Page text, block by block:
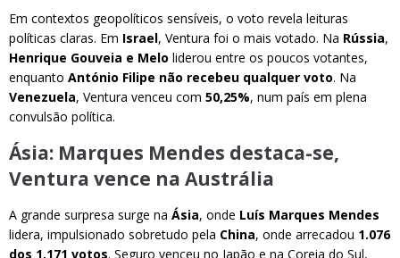
Em contextos geopolíticos sensíveis, o voto revela leituras
políticas claras. Em Israel, Ventura foi o mais votado. Na Rússia,
Henrique Gouveia e Melo liderou entre os poucos votantes,
enquanto António Filipe não recebeu qualquer voto. Na
Venezuela, Ventura venceu com 50,25%, num país em plena
convulsão política.
Ásia: Marques Mendes destaca-se,
Ventura vence na Austrália
A grande surpresa surge na Ásia, onde Luís Marques Mendes
lidera, impulsionado sobretudo pela China, onde arrecadou 1.076
dos 1.171 votos. Seguro venceu no Japão e na Coreia do Sul,